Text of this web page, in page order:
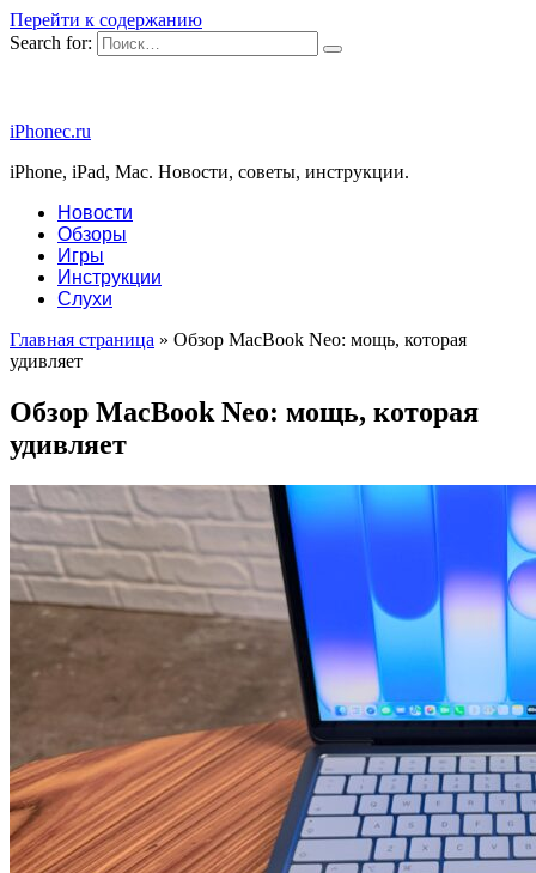
Перейти к содержанию
Search for:
iPhonec.ru
iPhone, iPad, Mac. Новости, советы, инструкции.
Новости
Обзоры
Игры
Инструкции
Слухи
Главная страница » Обзор MacBook Neo: мощь, которая
удивляет
Обзор MacBook Neo: мощь, которая
удивляет